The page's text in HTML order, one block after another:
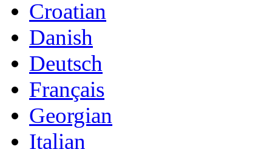
Croatian
Danish
Deutsch
Français
Georgian
Italian